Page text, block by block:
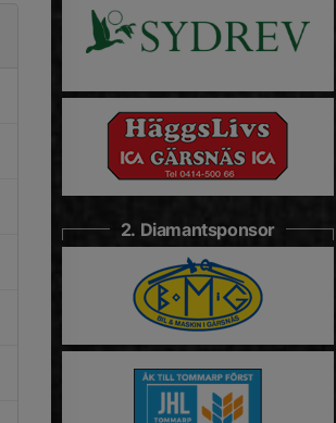
2. Diamantsponsor